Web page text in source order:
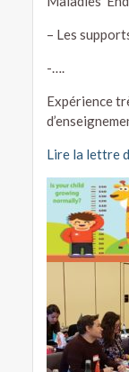
– Les
-….
Expérience
Lire la lettre